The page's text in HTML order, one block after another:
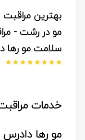
بهترین
مو در رشت -
سلامت مو رها
خدمات
مو رها دادرس